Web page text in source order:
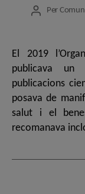
Autor
Per
El 2019
publicava
publicacions
posava de
salut i el
recomanava